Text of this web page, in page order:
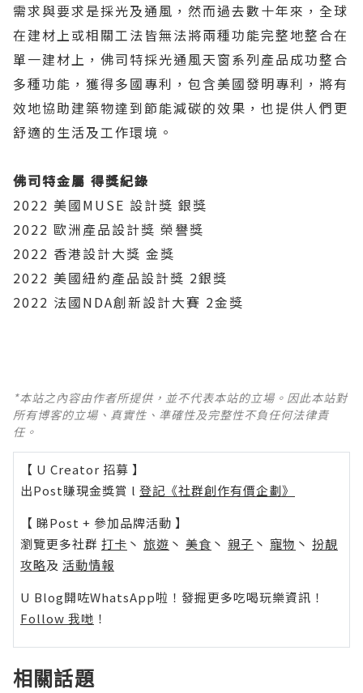
需求與要求是採光及通風，然而過去數十年來，全球
在建材上或相關工法皆無法將兩種功能完整地整合在
單一建材上，佛司特採光通風天窗系列產品成功整合
多種功能，獲得多國專利，包含美國發明專利，將有
效地協助建築物達到節能減碳的效果，也提供人們更
舒適的生活及工作環境。
佛司特金屬 得獎紀錄
2022 美國MUSE 設計獎 銀獎
2022 歐洲產品設計獎 榮譽獎
2022 香港設計大獎 金獎
2022 美國紐約產品設計獎 2銀獎
2022 法國NDA創新設計大賽 2金獎
*本站之內容由作者所提供，並不代表本站的立場。因此本站對
所有博客的立場、真實性、準確性及完整性不負任何法律責
任。
【 U Creator 招募 】
出Post賺現金獎賞 l 登記《社群創作有價企劃》
【 睇Post + 參加品牌活動 】
瀏覽更多社群 打卡 丶 旅遊 丶 美食 丶 親子 丶 寵物 丶 扮靚
攻略及 活動情報
U Blog開咗WhatsApp啦！發掘更多吃喝玩樂資訊！
Follow 我哋 ！
相關話題